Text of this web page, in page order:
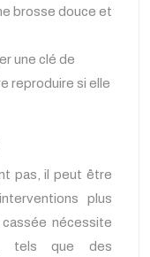
brosse douce et
une clé de
reproduire si elle
pas, il peut être
plus
cassée nécessite
tels que des